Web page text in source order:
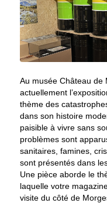
Au musée Château de
actuellement
thème des
dans son histoire
paisible à vivre sans
problèmes sont
sanitaires, famines,
sont présentés dans
Une pièce aborde le
laquelle votre
visite du côté de